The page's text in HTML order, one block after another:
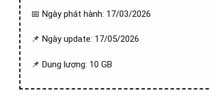
📅 Ngày phát hành: 17/03/2026
📌 Ngày update: 17/05/2026
📌 Dung lượng: 10 GB